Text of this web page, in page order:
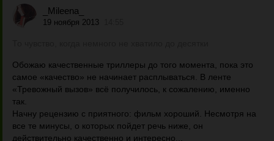
_Mileena_
19 ноября 2013
Обожаю качественные триллеры до того момента, пока это
самое «качество» не начинает расплываться. В ленте
«Тревожный вызов» всё получилось, к сожалению, именно
так.
Начну рецензию с приятного: фильм хороший. Несмотря на
все те минусы, о которых пойдет речь ниже, он
действительно качественно и интересно...